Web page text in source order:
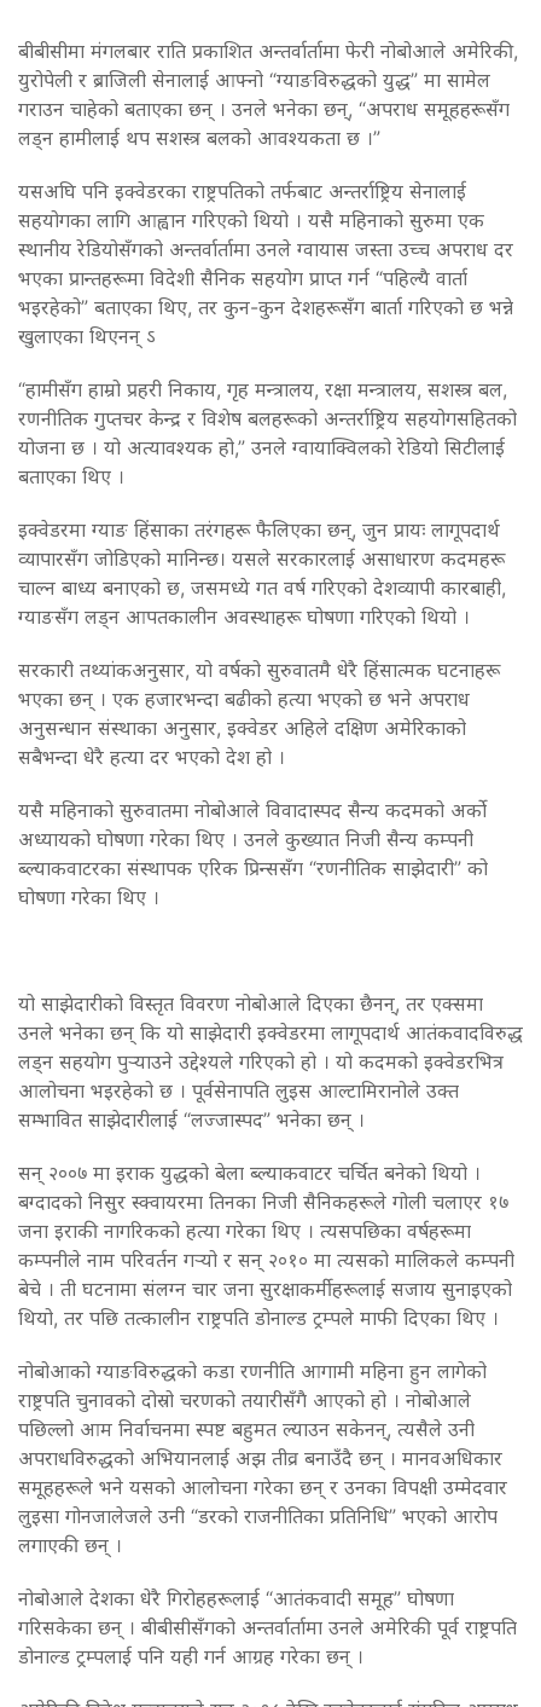
बीबीसीमा मंगलबार राति प्रकाशित अन्तर्वार्तामा फेरी नोबोआले अमेरिकी,
युरोपेली र ब्राजिली सेनालाई आफ्नो “ग्याङविरुद्धको युद्ध” मा सामेल
गराउन चाहेको बताएका छन् । उनले भनेका छन्, “अपराध समूहहरूसँग
लड्न हामीलाई थप सशस्त्र बलको आवश्यकता छ ।”
यसअघि पनि इक्वेडरका राष्ट्रपतिको तर्फबाट अन्तर्राष्ट्रिय सेनालाई
सहयोगका लागि आह्वान गरिएको थियो । यसै महिनाको सुरुमा एक
स्थानीय रेडियोसँगको अन्तर्वार्तामा उनले ग्वायास जस्ता उच्च अपराध दर
भएका प्रान्तहरूमा विदेशी सैनिक सहयोग प्राप्त गर्न “पहिल्यै वार्ता
भइरहेको” बताएका थिए, तर कुन-कुन देशहरूसँग बार्ता गरिएको छ भन्ने
खुलाएका थिएनन् ऽ
“हामीसँग हाम्रो प्रहरी निकाय, गृह मन्त्रालय, रक्षा मन्त्रालय, सशस्त्र बल,
रणनीतिक गुप्तचर केन्द्र र विशेष बलहरूको अन्तर्राष्ट्रिय सहयोगसहितको
योजना छ । यो अत्यावश्यक हो,” उनले ग्वायाक्विलको रेडियो सिटीलाई
बताएका थिए ।
इक्वेडरमा ग्याङ हिंसाका तरंगहरू फैलिएका छन्, जुन प्रायः लागूपदार्थ
व्यापारसँग जोडिएको मानिन्छ। यसले सरकारलाई असाधारण कदमहरू
चाल्न बाध्य बनाएको छ, जसमध्ये गत वर्ष गरिएको देशव्यापी कारबाही,
ग्याङसँग लड्न आपतकालीन अवस्थाहरू घोषणा गरिएको थियो ।
सरकारी तथ्यांकअनुसार, यो वर्षको सुरुवातमै धेरै हिंसात्मक घटनाहरू
भएका छन् । एक हजारभन्दा बढीको हत्या भएको छ भने अपराध
अनुसन्धान संस्थाका अनुसार, इक्वेडर अहिले दक्षिण अमेरिकाको
सबैभन्दा धेरै हत्या दर भएको देश हो ।
यसै महिनाको सुरुवातमा नोबोआले विवादास्पद सैन्य कदमको अर्को
अध्यायको घोषणा गरेका थिए । उनले कुख्यात निजी सैन्य कम्पनी
ब्ल्याकवाटरका संस्थापक एरिक प्रिन्ससँग “रणनीतिक साझेदारी” को
घोषणा गरेका थिए ।
यो साझेदारीको विस्तृत विवरण नोबोआले दिएका छैनन्, तर एक्समा
उनले भनेका छन् कि यो साझेदारी इक्वेडरमा लागूपदार्थ आतंकवादविरुद्ध
लड्न सहयोग पुर्‍याउने उद्देश्यले गरिएको हो । यो कदमको इक्वेडरभित्र
आलोचना भइरहेको छ । पूर्वसेनापति लुइस आल्टामिरानोले उक्त
सम्भावित साझेदारीलाई “लज्जास्पद” भनेका छन् ।
सन् २००७ मा इराक युद्धको बेला ब्ल्याकवाटर चर्चित बनेको थियो ।
बग्दादको निसुर स्क्वायरमा तिनका निजी सैनिकहरूले गोली चलाएर १७
जना इराकी नागरिकको हत्या गरेका थिए । त्यसपछिका वर्षहरूमा
कम्पनीले नाम परिवर्तन गर्‍यो र सन् २०१० मा त्यसको मालिकले कम्पनी
बेचे । ती घटनामा संलग्न चार जना सुरक्षाकर्मीहरूलाई सजाय सुनाइएको
थियो, तर पछि तत्कालीन राष्ट्रपति डोनाल्ड ट्रम्पले माफी दिएका थिए ।
नोबोआको ग्याङविरुद्धको कडा रणनीति आगामी महिना हुन लागेको
राष्ट्रपति चुनावको दोस्रो चरणको तयारीसँगै आएको हो । नोबोआले
पछिल्लो आम निर्वाचनमा स्पष्ट बहुमत ल्याउन सकेनन्, त्यसैले उनी
अपराधविरुद्धको अभियानलाई अझ तीव्र बनाउँदै छन् । मानवअधिकार
समूहहरूले भने यसको आलोचना गरेका छन् र उनका विपक्षी उम्मेदवार
लुइसा गोनजालेजले उनी “डरको राजनीतिका प्रतिनिधि” भएको आरोप
लगाएकी छन् ।
नोबोआले देशका धेरै गिरोहहरूलाई “आतंकवादी समूह” घोषणा
गरिसकेका छन् । बीबीसीसँगको अन्तर्वार्तामा उनले अमेरिकी पूर्व राष्ट्रपति
डोनाल्ड ट्रम्पलाई पनि यही गर्न आग्रह गरेका छन् ।